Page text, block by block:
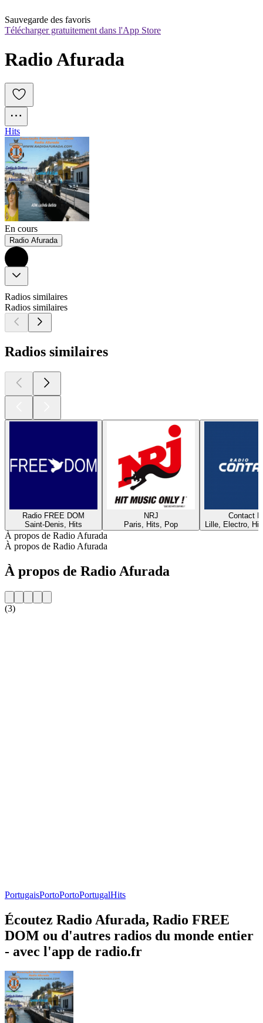
Sauvegarde des favoris
Télécharger gratuitement dans l'App Store
Radio Afurada
Hits
En cours
Radio Afurada
Radios similaires
Radios similaires
Radios similaires
Radio FREE DOM
Saint-Denis, Hits
NRJ
Paris, Hits, Pop
Contact
Lille, Electro,
À propos de Radio Afurada
À propos de Radio Afurada
À propos de Radio Afurada
(3)
PortugaisPortoPortoPortugalHits
Écoutez Radio Afurada, Radio FREE
DOM ou d'autres radios du monde entier
- avec l'app de radio.fr